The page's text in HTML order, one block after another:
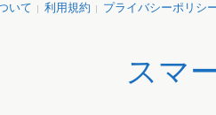
いて 利用規約 プライバシーポリシ
スマ